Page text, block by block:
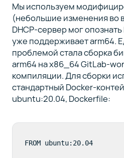
Мы используем
(небольшие изменения во
DHCP-сервер мог
уже поддерживает arm64.
проблемой стала сборка
arm64 на x86_64 GitLab-
компиляции. Для сборки
стандартный Docker-
ubuntu:20.04, Dockerfile:
FROM ubuntu:20.04